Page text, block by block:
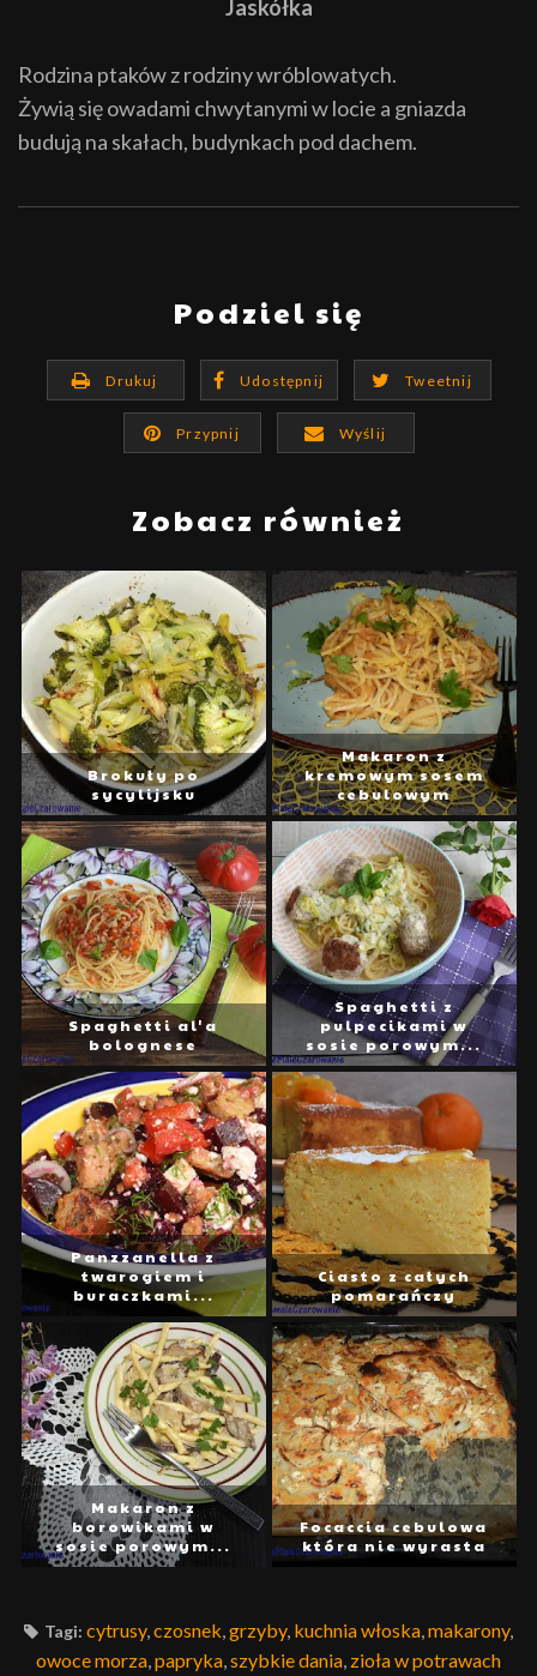
Jaskółka
Rodzina ptaków z rodziny wróblowatych.
Żywią się owadami chwytanymi w locie a gniazda
budują na skałach, budynkach pod dachem.
Podziel się
Drukuj Udostępnij Tweetnij
Przypnij Wyślij
Zobacz również
Brokuły po
sycylijsku
Makaron z
kremowym sosem
cebulowym
Spaghetti al'a
bolognese
Spaghetti z
pulpecikami w
sosie porowym...
Panzzanella z
twarogiem i
buraczkami...
Ciasto z całych
pomarańczy
Makaron z
borowikami w
sosie porowym...
Focaccia cebulowa
która nie wyrasta
Tagi: cytrusy, czosnek grzyby, kuchnia włoska makarony,
owoce morza papryka szybkie dania zioła w potrawach